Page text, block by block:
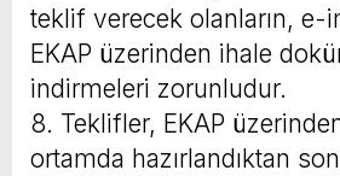
teklif verecek olanların, e-
EKAP üzerinden ihale
indirmeleri zorunludur.
8. Teklifler, EKAP
ortamda hazırlandıktan